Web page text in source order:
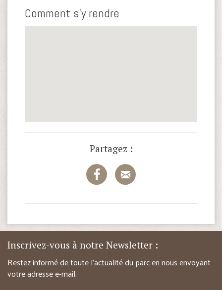
Comment s'y rendre
Partagez :
Inscrivez-vous à notre Newsletter :
Restez informé de toute l’actualité du parc en nous envoyant
votre adresse e-mail.